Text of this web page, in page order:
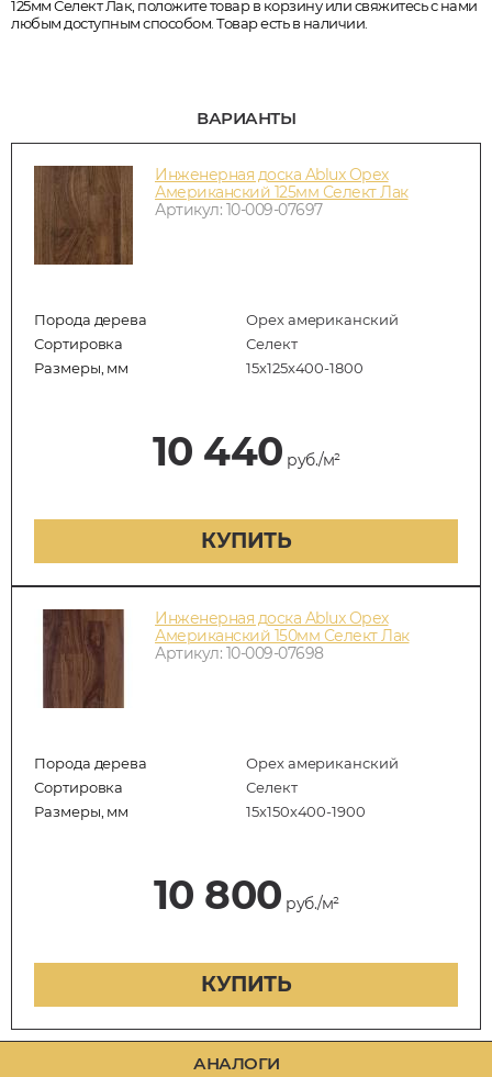
125мм Селект Лак, положите товар в корзину или свяжитесь с нами
любым доступным способом. Товар есть в наличии.
ВАРИАНТЫ
Инженерная доска Ablux Орех
Американский 125мм Селект Лак
Артикул: 10-009-07697
Порода дерева
Орех американский
Сортировка
Селект
Размеры, мм
15х125х400-1800
10 440 руб./м²
КУПИТЬ
Инженерная доска Ablux Орех
Американский 150мм Селект Лак
Артикул: 10-009-07698
Порода дерева
Орех американский
Сортировка
Селект
Размеры, мм
15х150х400-1900
10 800 руб./м²
КУПИТЬ
АНАЛОГИ